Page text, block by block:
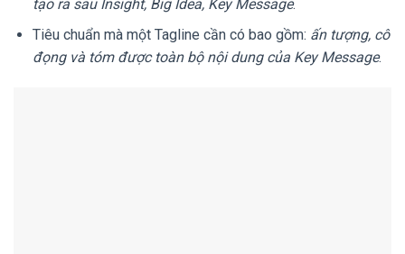
tạo ra sau Insight, Big Idea, Key Message.
Tiêu chuẩn mà một Tagline cần có bao gồm: ấn tượng, cô
đọng và tóm được toàn bộ nội dung của Key Message.